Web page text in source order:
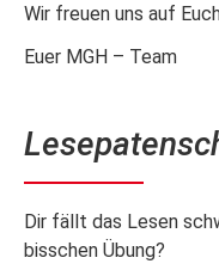
Wir freuen uns auf
Euer MGH – Team
Dir fällt das Lesen
bisschen Übung?